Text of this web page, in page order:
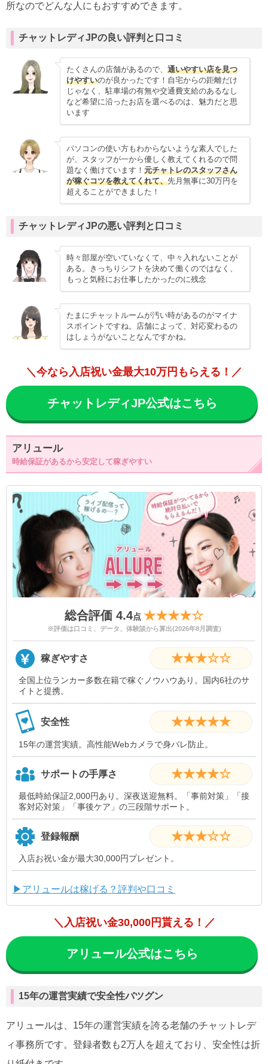
所なのでどんな人にもおすすめできます。
チャットレディJPの良い評判と口コミ
たくさんの店舗があるので、 通いやすい店を見つ
けやすいのが良かったです！自宅からの距離だけ
じゃなく、駐車場の有無や交通費支給のあるなし
など希望に沿ったお店を選べるのは、魅力だと思
います
パソコンの使い方もわからないような素人でした
が、スタッフが一から優しく教えてくれるので問
題なく働けています！ 元チャトレのスタッフさん
が稼ぐコツを教えてくれて、先月無事に30万円を
超えることができました！
チャットレディJPの悪い評判と口コミ
時々部屋が空いていなくて、中々入れないことが
ある。きっちりシフトを決めて働くのではなく、
もっと気軽にお仕事したかったのに残念
たまにチャットルームが汚い時があるのがマイナ
スポイントですね。店舗によって、対応変わるの
はしょうがないことなんですかね。
＼今なら入店祝い金最大10万円もらえる！／
チャットレディJP公式はこちら
アリュール
時給保証があるから安定して稼ぎやすい
総合評価 4.4点 ★★★★☆
※評価は口コミ、データ、体験談から算出(2026年8月調査)
稼ぎやすさ ★★★☆☆
全国上位ランカー多数在籍で稼ぐノウハウあり。国内6社のサ
イトと提携。
安全性 ★★★★★
15年の運営実績。高性能Webカメラで身バレ防止。
サポートの手厚さ ★★★★☆
最低時給保証2,000円あり。深夜送迎無料。「事前対策」「接
客対応対策」「事後ケア」の三段階サポート。
登録報酬 ★★★☆☆
入店お祝い金が最大30,000円プレゼント。
▶アリュールは稼げる？評判や口コミ
＼入店祝い金30,000円貰える！／
アリュール公式はこちら
15年の運営実績で安全性バツグン
アリュールは、15年の運営実績を誇る老舗のチャットレデ
ィ事務所です。登録者数も2万人を超えており、安全性は折